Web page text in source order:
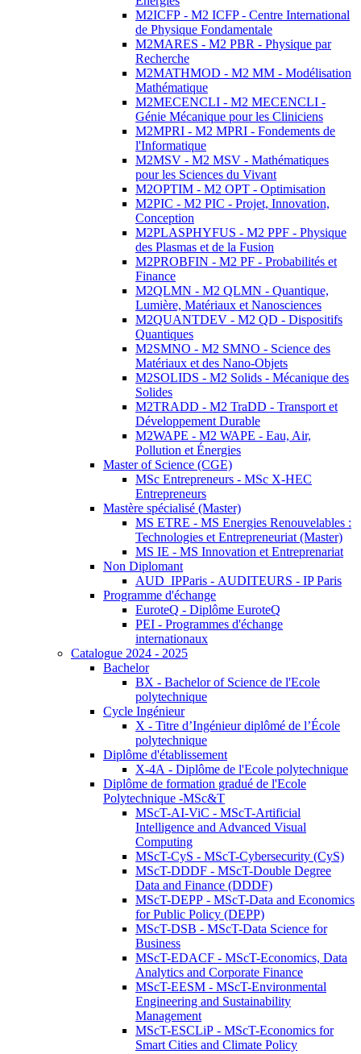
M2ICFP - M2 ICFP - Centre International
de Physique Fondamentale
M2MARES - M2 PBR - Physique par
Recherche
M2MATHMOD - M2 MM - Modélisation
Mathématique
M2MECENCLI - M2 MECENCLI -
Génie Mécanique pour les Cliniciens
M2MPRI - M2 MPRI - Fondements de
l'Informatique
M2MSV - M2 MSV - Mathématiques
pour les Sciences du Vivant
M2OPTIM - M2 OPT - Optimisation
M2PIC - M2 PIC - Projet, Innovation,
Conception
M2PLASPHYFUS - M2 PPF - Physique
des Plasmas et de la Fusion
M2PROBFIN - M2 PF - Probabilités et
Finance
M2QLMN - M2 QLMN - Quantique,
Lumière, Matériaux et Nanosciences
M2QUANTDEV - M2 QD - Dispositifs
Quantiques
M2SMNO - M2 SMNO - Science des
Matériaux et des Nano-Objets
M2SOLIDS - M2 Solids - Mécanique des
Solides
M2TRADD - M2 TraDD - Transport et
Développement Durable
M2WAPE - M2 WAPE - Eau, Air,
Pollution et Énergies
Master of Science (CGE)
MSc Entrepreneurs - MSc X-HEC
Entrepreneurs
Mastère spécialisé (Master)
MS ETRE - MS Energies Renouvelables :
Technologies et Entrepreneuriat (Master)
MS IE - MS Innovation et Entreprenariat
Non Diplomant
AUD_IPParis - AUDITEURS - IP Paris
Programme d'échange
EuroteQ - Diplôme EuroteQ
PEI - Programmes d'échange
internationaux
Catalogue 2024 - 2025
Bachelor
BX - Bachelor of Science de l'Ecole
polytechnique
Cycle Ingénieur
X - Titre d’Ingénieur diplômé de l’École
polytechnique
Diplôme d'établissement
X-4A - Diplôme de l'Ecole polytechnique
Diplôme de formation gradué de l'Ecole
Polytechnique -MSc&T
MScT-AI-ViC - MScT-Artificial
Intelligence and Advanced Visual
Computing
MScT-CyS - MScT-Cybersecurity (CyS)
MScT-DDDF - MScT-Double Degree
Data and Finance (DDDF)
MScT-DEPP - MScT-Data and Economics
for Public Policy (DEPP)
MScT-DSB - MScT-Data Science for
Business
MScT-EDACF - MScT-Economics, Data
Analytics and Corporate Finance
MScT-EESM - MScT-Environmental
Engineering and Sustainability
Management
MScT-ESCLiP - MScT-Economics for
Smart Cities and Climate Policy